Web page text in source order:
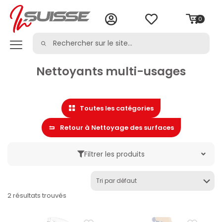
0
Nettoyants multi-usages
Toutes les catégories
Retour à Nettoyage des surfaces
Filtrer les produits
2 résultats trouvés